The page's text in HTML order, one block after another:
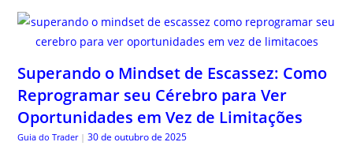
Superando o Mindset de Escassez: Como
Reprogramar seu Cérebro para Ver
Oportunidades em Vez de Limitações
Guia do Trader | 30 de outubro de 2025